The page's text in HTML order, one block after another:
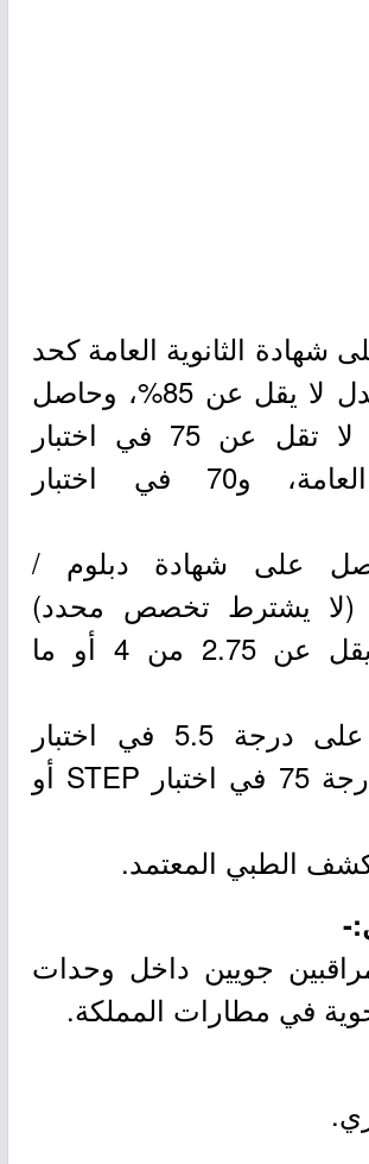
شهادة الثانوية العامة كحد
أدنى، وبمعدل لا يقل عن 85%، وحاصل
على درجة لا تقل عن 75 في اختبار
القدرات العامة، و70 في اختبار
على شهادة دبلوم /
(لا يشترط تخصص محدد)
بمعدل لا يقل عن 2.75 من 4 أو ما
5- حاصل على درجة 5.5 في اختبار
آيلتس أو درجة 75 في اختبار STEP أو
جويين داخل وحدات
في مطارات المملكة.